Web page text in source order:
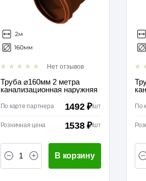
Нет отзывов
Труба ⌀160мм 2 метра
канализационная наружняя
По карте партнера 1492 ₽/шт
Розничная цена 1538 ₽/шт
В корзину
По